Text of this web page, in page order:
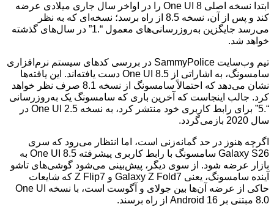
ابتدا نسخه اصلی One UI 8 را در اواخر سال جاری میلادی عرضه
کند و پس از آن، نسخه 8.5 از راه برسد؛ نسخه‌ای که به نظر
می‌رسد جایگزین به‌روزرسانی‌های معمول “.1” در سال‌های گذشته
خواهد شد.
تیم وب‌سایت SammyPolice در بررسی کدهای سیستم نرم‌افزاری
سامسونگ، به اشاراتی از One UI 8.5 دست یافته‌اند. این یافته‌ها
نشان می‌دهد که احتمالاً سامسونگ از نسخه 8.1 صرف نظر خواهد
کرد. جالب اینجاست که آخرین باری که سامسونگ یک به‌روزرسانی
“.5” برای رابط کاربری خود منتشر کرد، به نسخه One UI 2.5 در
سال 2020 بازمی‌گردد.
اگرچه هنوز در حد گمانه‌زنی است، اما انتظار می‌رود که سری
Galaxy S26 سامسونگ با رابط کاربری پیشرفته One UI 8.5 به
بازار عرضه شود. از سوی دیگر، پیش‌بینی می‌شود گوشی‌های تاشو
آینده سامسونگ، یعنی Galaxy Z Fold7 و Z Flip7 که شایعات
حاکی از عرضه آن‌ها بین جولای و آگوست است، با نسخه One UI
8.0 مبتنی بر Android 16 از راه برسند.